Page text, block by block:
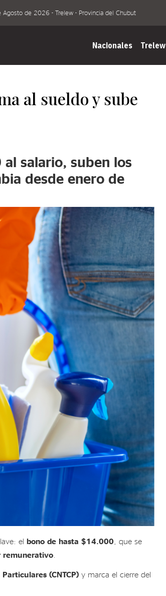
Agosto de 2026 - Trelew - Provincia del Chubut
Nacionales Trelew
al sueldo y sube
salario, suben los
desde enero de
el bono de hasta $14.000 , que se
remunerativo
(CNTCP) y marca el cierre del